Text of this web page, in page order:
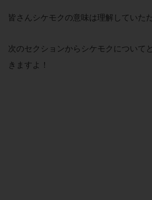
皆さんシケモクの意味は理解していた
次のセクションからシケモクについて
きますよ！